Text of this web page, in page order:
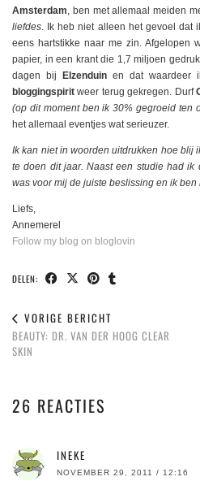
Amsterdam, ben met allemaal meiden
liefdes. Ik heb niet alleen het gevoel dat
eens hartstikke naar me zin. Afgelopen
papier, in een krant die 1,7 miljoen
dagen bij
Elzenduinen dat waardeer
bloggingspiritweer terug gekregen. Durf
(op dit moment ben ik 30% gegroeid ten
het allemaal eventjes wat serieuzer.
Ik kan niet in woorden uitdrukken hoe blij
te doen dit jaar. Naast een studie had ik
was voor mij de juiste beslissing en ik
Liefs,
Annemerel
Follow my blog on bloglovin
DELEN:
VORIGE BERICHT
BEAUTY: DR. VAN DER HOOG CLEAR
SKIN
26 REACTIES
INEKE
NOVEMBER 29, 2011 / 12:16